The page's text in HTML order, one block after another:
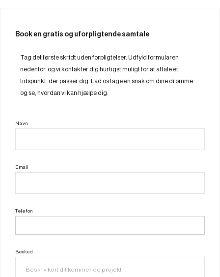
Book en gratis og uforpligtende samtale
Tag det første skridt uden forpligtelser. Udfyld formularen
nedenfor, og vi kontakter dig hurtigst muligt for at aftale et
tidspunkt, der passer dig. Lad os tage en snak om dine drømme
og se, hvordan vi kan hjælpe dig.
Navn
Email
Telefon
Besked